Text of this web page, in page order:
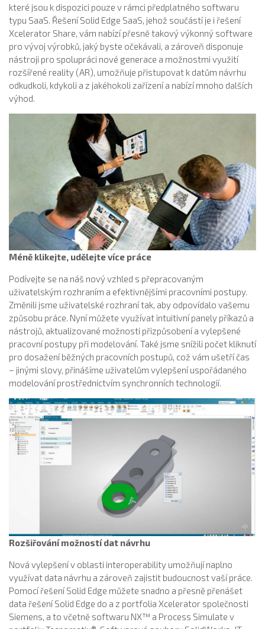
které jsou k dispozici pouze v rámci předplatného softwaru
typu SaaS. Řešení Solid Edge SaaS, jehož součástí je i řešení
Xcelerator Share, vám nabízí přesně takový výkonný software
pro vývoj výrobků, jaký byste očekávali, a zároveň disponuje
nástroji pro spolupráci nové generace a možnostmi využití
rozšířené reality (AR), umožňuje přistupovat k datům návrhu
odkudkoli, kdykoli a z jakéhokoli zařízení a nabízí mnoho dalších
výhod.
Méně klikejte, udělejte více práce
Podívejte se na náš nový vzhled s přepracovaným
uživatelským rozhraním a efektivnějšími pracovními postupy.
Změnili jsme uživatelské rozhraní tak, aby odpovídalo vašemu
způsobu práce. Nyní můžete využívat intuitivní panely příkazů a
nástrojů, aktualizované možnosti přizpůsobení a vylepšené
pracovní postupy při modelování. Také jsme snížili počet kliknutí
pro dosažení běžných pracovních postupů, což vám ušetří čas
– jinými slovy, přinášíme uživatelům vylepšení uspořádaného
modelování prostřednictvím synchronních technologií.
Rozšiřování možností dat návrhu
Nová vylepšení v oblasti interoperability umožňují naplno
využívat data návrhu a zároveň zajistit budoucnost vaší práce.
Pomocí řešení Solid Edge můžete snadno a přesně přenášet
data řešení Solid Edge do a z portfolia Xcelerator společnosti
Siemens, a to včetně softwaru NX™ a Process Simulate v